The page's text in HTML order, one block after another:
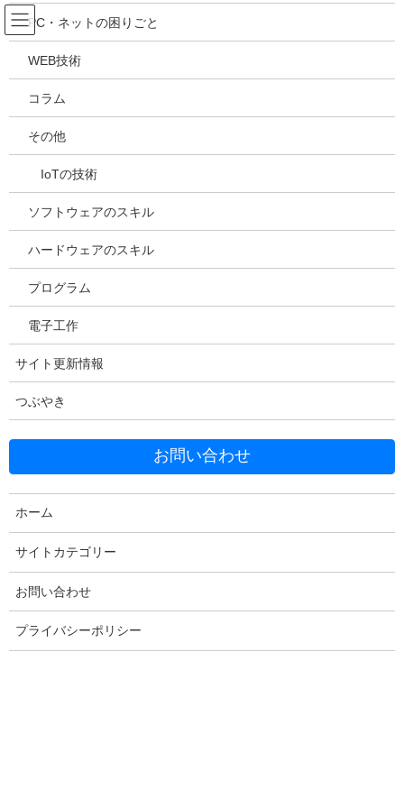
コ
ン
テ
ツ
ス
ッ
ナ
ビ
ゲ
シ
ン
移
吉川万能ＩＴ研究所
メディア
HOME
2021年6月21日
516jCZk2UdL._SL250_
Facebook X Bluesky
Copy
PC・ネットの困りごと
WEB技術
コラム
その他
IoTの技術
ソフトウェアのスキル
ハードウェアのスキル
プログラム
電子工作
サイト更新情報
つぶやき
お問い合わせ
ホーム
サイトカテゴリー
お問い合わせ
プライバシーポリシー